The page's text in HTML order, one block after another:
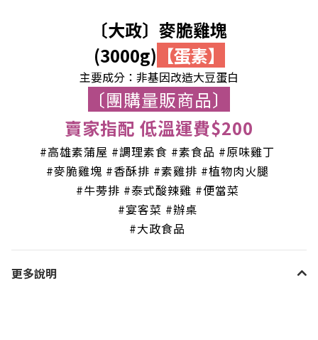
〔大政〕麥脆雞塊
(3000g) 【蛋素】
主要成分：非基因改造大豆蛋白
〔團購量販商品〕
賣家指配 低溫運費$200
#高雄素蒲屋 #調理素食 #素食品 #原味雞丁
#麥脆雞塊 #香酥排 #素雞排 #植物肉火腿
#牛蒡排 #泰式酸辣雞 #便當菜
#宴客菜 #辦桌
#大政食品
更多說明